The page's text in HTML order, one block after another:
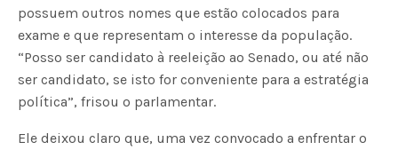
possuem outros nomes que estão colocados para
exame e que representam o interesse da população.
“Posso ser candidato à reeleição ao Senado, ou até não
ser candidato, se isto for conveniente para a estratégia
política”, frisou o parlamentar.
Ele deixou claro que, uma vez convocado a enfrentar o